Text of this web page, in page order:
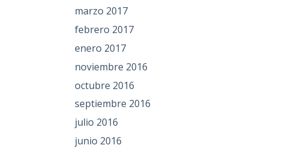
marzo 2017
febrero 2017
enero 2017
noviembre 2016
octubre 2016
septiembre 2016
julio 2016
junio 2016